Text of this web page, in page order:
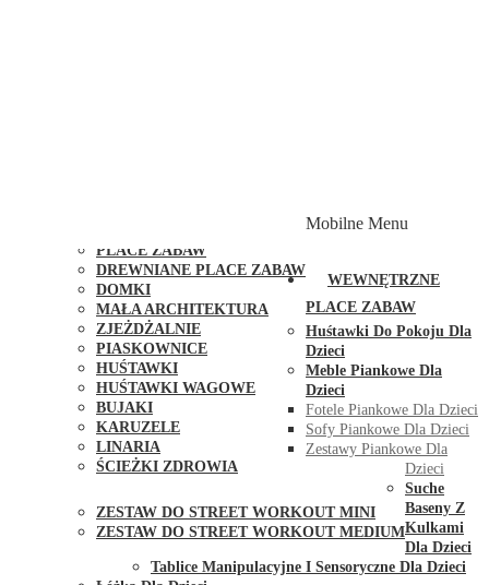
PLACE ZABAW
DREWNIANE PLACE ZABAW
DOMKI
MAŁA ARCHITEKTURA
ZJEŻDŻALNIE
PIASKOWNICE
HUŚTAWKI
HUŚTAWKI WAGOWE
BUJAKI
KARUZELE
LINARIA
ŚCIEŻKI ZDROWIA
ZESTAW DO STREET WORKOUT MINI
ZESTAW DO STREET WORKOUT MEDIUM
Mobilne Menu
WEWNĘTRZNE
PLACE ZABAW
Huśtawki Do Pokoju Dla
Dzieci
Meble Piankowe Dla
Dzieci
Fotele Piankowe Dla Dzieci
Sofy Piankowe Dla Dzieci
Zestawy Piankowe Dla
Dzieci
Suche
Baseny Z
Kulkami
Dla Dzieci
Tablice Manipulacyjne I Sensoryczne Dla Dzieci